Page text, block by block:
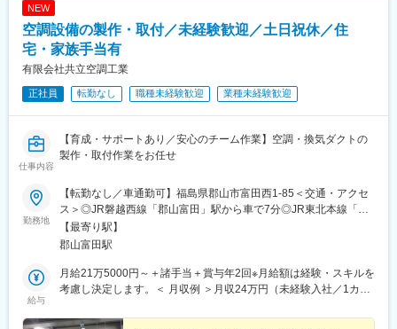
NEW
空調設備の製作・取付／未経験歓迎／土日祝休／住
宅・家族手当有
有限会社共立空調工業
正社員 転勤なし 職種未経験歓迎 業種未経験歓迎
仕事内容
【育成・サポートあり／安心のチーム作業】空調・換気ダクトの
製作・取付作業をお任せ
勤務地
【転勤なし／車通勤可】福島県郡山市富田西1-85＜交通・アクセ
ス＞◎JR磐越西線「郡山富田」駅から車で7分◎JR東北本線「郡
山」駅から車で25分※受動喫煙対策あり
【最寄り駅】
郡山富田駅
給与
月給21万5000円～＋諸手当＋賞与年2回※月給額は経験・スキルを
考慮し決定します。＜ 月収例 ＞月収24万円（未経験入社／1カ月